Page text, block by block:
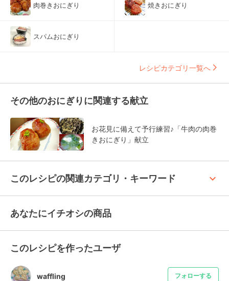
肉巻きおにぎり 焼きおにぎり
スパムおにぎり
レシピカテゴリ一覧へ
その他のおにぎりに関連する献立
お花見に備えて予行練習♪「牛肉の肉巻
きおにぎり」献立
このレシピの関連カテゴリ・キーワード keyboard_arrow_up
あなたにイチオシの商品
このレシピを作ったユーザ
waffling フォローする